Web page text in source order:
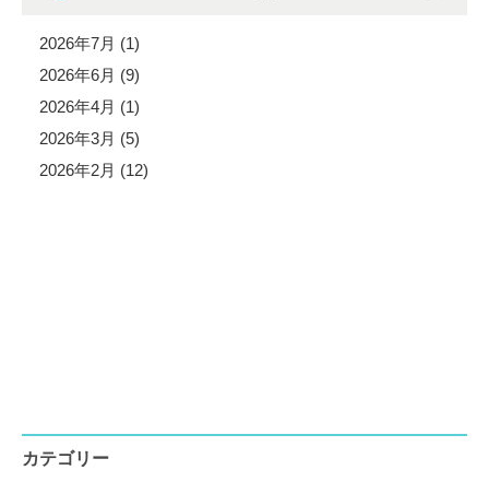
2026年7月 (1)
2026年6月 (9)
2026年4月 (1)
2026年3月 (5)
2026年2月 (12)
カテゴリー